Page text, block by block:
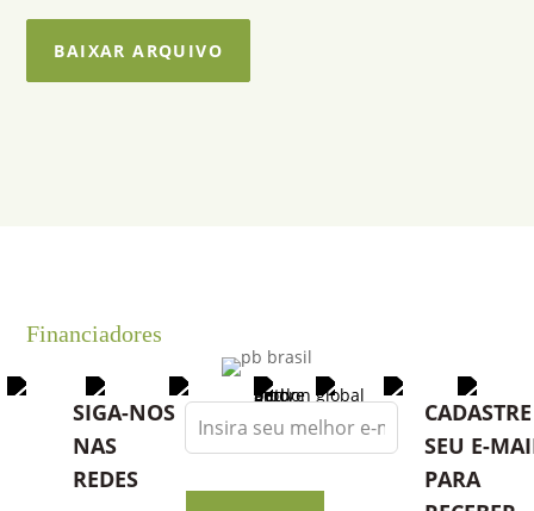
BAIXAR ARQUIVO
Financiadores
SIGA-NOS
NAS
REDES
Leave
this
blank
CADASTRE
SEU E-
PARA